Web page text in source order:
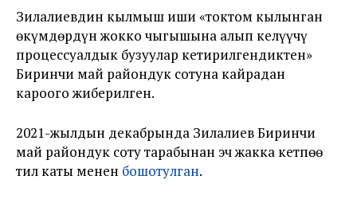
Зилалиевдин кылмыш иши «токтом кылынган
өкүмдөрдүн жокко чыгышына алып келүүчү
процессуалдык бузуулар кетирилгендиктен»
Биринчи май райондук сотуна кайрадан
кароого жиберилген.
2021-жылдын декабрында Зилалиев Биринчи
май райондук соту тарабынан эч жакка кетпөө
тил каты менен бошотулган.